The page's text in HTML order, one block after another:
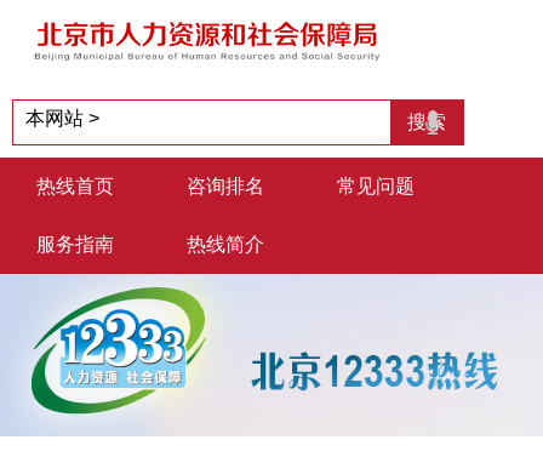
热线首页 咨询排名 常见问题
服务指南 热线简介